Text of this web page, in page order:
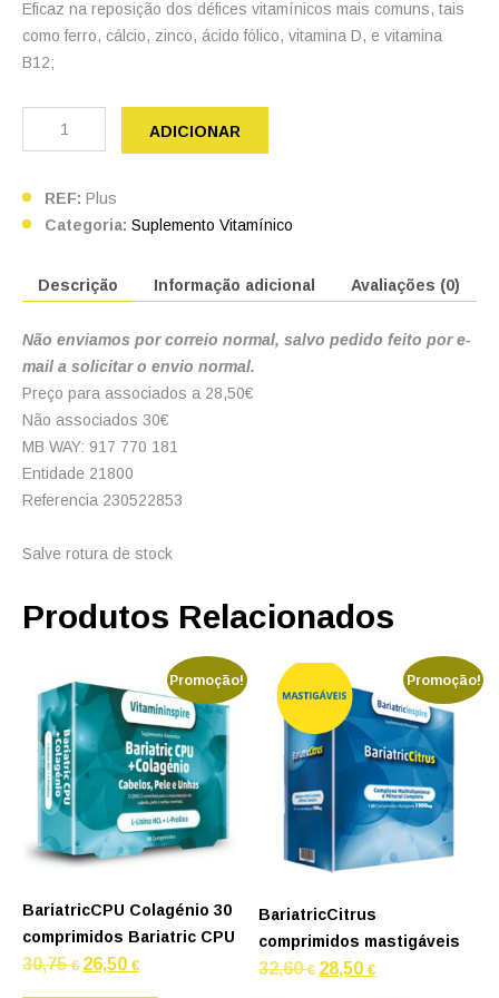
Eficaz na reposição dos défices vitamínicos mais comuns, tais
como ferro, cálcio, zinco, ácido fólico, vitamina D, e vitamina
B12;
Quantidade
Bariatric
Plus
ADICIONAR
REF: Plus
Categoria: Suplemento Vitamínico
Descrição Informação adicional Avaliações (0)
Não enviamos por correio normal, salvo pedido feito por e-
mail a solicitar o envio normal.
Preço para associados a 28,50€
Não associados 30€
MB WAY: 917 770 181
Entidade 21800
Referencia 230522853
Salve rotura de stock
Produtos Relacionados
Promoção!
BariatricCPU Colagénio 30
comprimidos Bariatric CPU
30,75€ O
preço
26,50 €O
preço
Promoção!
BariatricCitrus
comprimidos mastigáveis
32,60€ O
preço
28,50€O
preço